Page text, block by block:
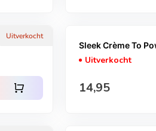
Uitverkocht
shopping_cart
Sleek Crème To
Uitverkocht
Normale prijs
14,95